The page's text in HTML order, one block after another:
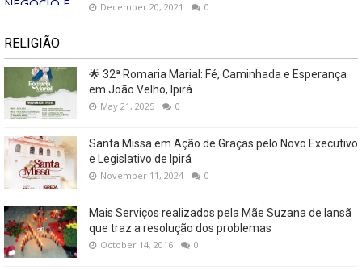
December 20, 2021 0
RELIGIÃO
🌟 32ª Romaria Marial: Fé, Caminhada e Esperança
em João Velho, Ipirá
May 21, 2025 0
Santa Missa em Ação de Graças pelo Novo Executivo
e Legislativo de Ipirá
November 11, 2024 0
Mais Serviços realizados pela Mãe Suzana de Iansã
que traz a resolução dos problemas
October 14, 2016 0